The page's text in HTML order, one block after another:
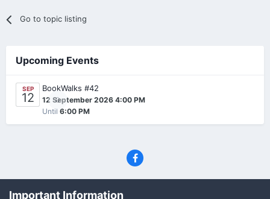
Go to topic listing
Upcoming Events
SEP
12 0
BookWalks #42
12 September 2026 4:00 PM
Until 6:00 PM
Important Information